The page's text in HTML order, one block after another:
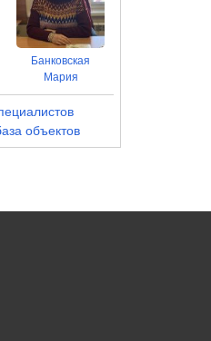
Банковская
Мария
объектов